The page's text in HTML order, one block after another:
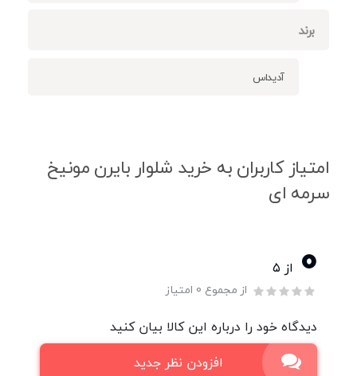
برند
آدیداس
امتیاز کاربران به خرید شلوار بایرن مونیخ
سرمه ای
0 از ۵
از مجموع 0 امتیاز
دیدگاه خود را درباره این کالا بیان کنید
افزودن نظر جدید